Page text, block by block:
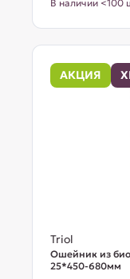
В наличии <100
АКЦИЯ
Triol
Ошейник из
25*450-680мм